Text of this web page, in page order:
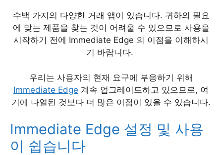
수백 가지의 다양한 거래 앱이 있습니다. 귀하의 필요
에 맞는 제품을 찾는 것이 어려울 수 있으므로 사용을
시작하기 전에 Immediate Edge 의 이점을 이해하시
기 바랍니다.
우리는 사용자의 현재 요구에 부응하기 위해
Immediate Edge 계속 업그레이드하고 있으므로, 여
기에 나열된 것보다 더 많은 이점이 있을 수 있습니다.
Immediate Edge 설정 및 사용
이 쉽습니다